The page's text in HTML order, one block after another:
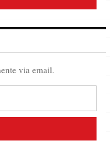
via email.